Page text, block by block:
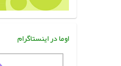
اوما در اینستاگرام